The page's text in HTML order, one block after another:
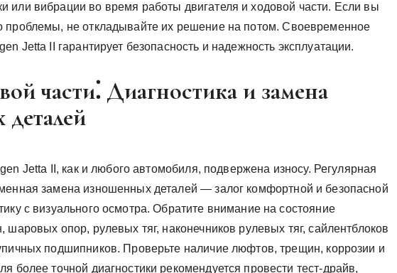
или вибрации во время работы двигателя и ходовой части. Если вы
проблемы, не откладывайте их решение на потом. Своевременное
Jetta II гарантирует безопасность и надежность эксплуатации.
части⁚ Диагностика и замена
Jetta II, как и любого автомобиля, подвержена износу. Регулярная
замена изношенных деталей — залог комфортной и безопасной
с визуального осмотра. Обратите внимание на состояние
шаровых опор, рулевых тяг, наконечников рулевых тяг, сайлентблоков
подшипников. Проверьте наличие люфтов, трещин, коррозии и
более точной диагностики рекомендуется провести тест-драйв,